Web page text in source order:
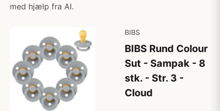
med hjælp fra AI.
BIBS
BIBS Rund Colour
Sut - Sampak - 8
stk. - Str. 3 -
Cloud